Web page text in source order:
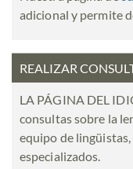
adicional y permite
REALIZAR
LA PÁGINA DEL
consultas sobre la
equipo de
especializados.